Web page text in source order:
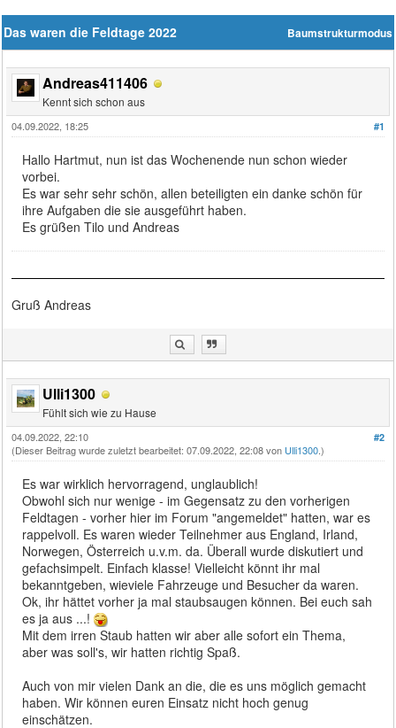
Baumstrukturmodus
Das waren die Feldtage 2022
Andreas411406
Kennt sich schon aus
#1
04.09.2022, 18:25
Hallo Hartmut, nun ist das Wochenende nun schon wieder
vorbei.
Es war sehr sehr schön, allen beteiligten ein danke schön für
ihre Aufgaben die sie ausgeführt haben.
Es grüßen Tilo und Andreas
Gruß Andreas
Ulli1300
Fühlt sich wie zu Hause
#2
04.09.2022, 22:10
(Dieser Beitrag wurde zuletzt bearbeitet: 07.09.2022, 22:08 von Ulli1300.)
Es war wirklich hervorragend, unglaublich!
Obwohl sich nur wenige - im Gegensatz zu den vorherigen
Feldtagen - vorher hier im Forum "angemeldet" hatten, war es
rappelvoll. Es waren wieder Teilnehmer aus England, Irland,
Norwegen, Österreich u.v.m. da. Überall wurde diskutiert und
gefachsimpelt. Einfach klasse! Vielleicht könnt ihr mal
bekanntgeben, wieviele Fahrzeuge und Besucher da waren.
Ok, ihr hättet vorher ja mal staubsaugen können. Bei euch sah
es ja aus ...!
Mit dem irren Staub hatten wir aber alle sofort ein Thema,
aber was soll's, wir hatten richtig Spaß.
Auch von mir vielen Dank an die, die es uns möglich gemacht
haben. Wir können euren Einsatz nicht hoch genug
einschätzen.